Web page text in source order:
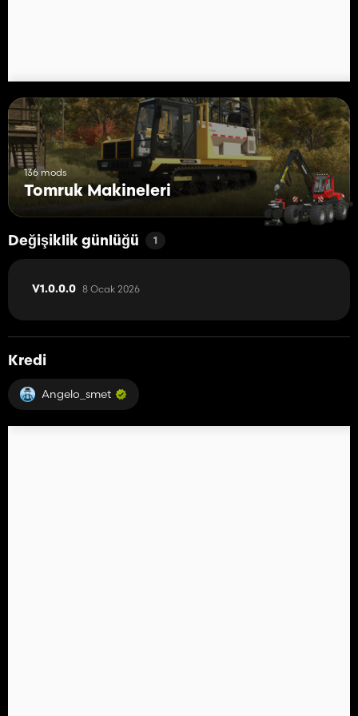
136 mods
Tomruk Makineleri
Değişiklik günlüğü 1
V1.0.0.0 8 Ocak 2026
Kredi
Angelo_smet